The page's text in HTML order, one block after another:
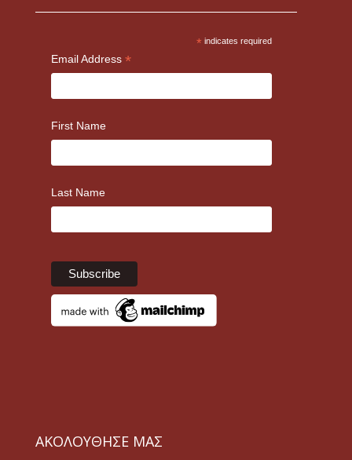
* indicates required
Email Address *
First Name
Last Name
ΑΚΟΛΟΥΘΗΣΕ ΜΑΣ